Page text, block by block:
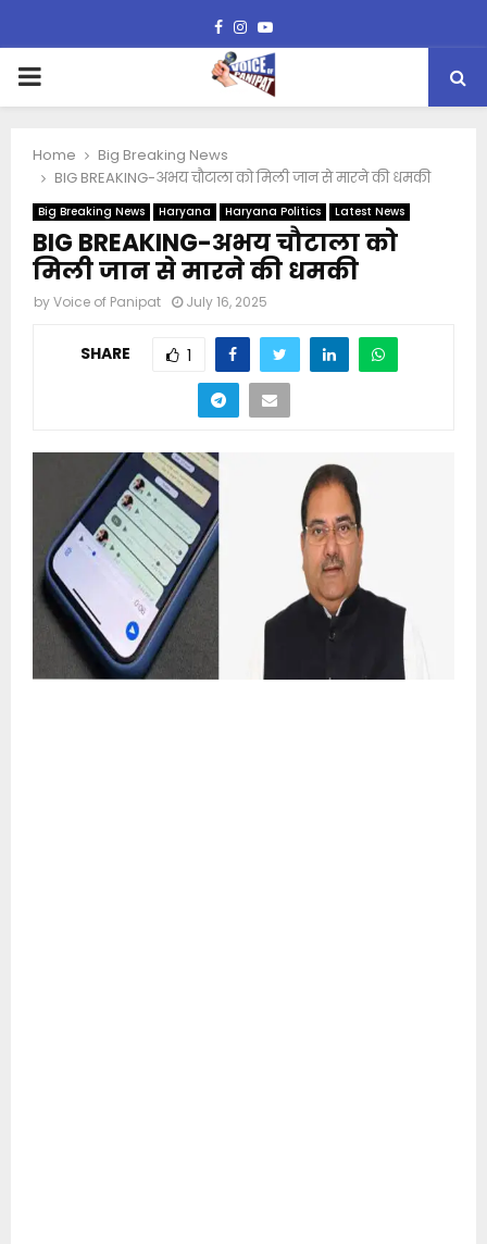
Facebook
Instagram
Youtube
PRIMARY
Home
Big Breaking News
BIG BREAKING-अभय चौटाला को मिली जान से मारने की धमकी
Big Breaking News Haryana Haryana Politics Latest News
BIG BREAKING-अभय चौटाला को
मिली जान से मारने की धमकी
byVoice of Panipat July 16, 2025
SHARE 1